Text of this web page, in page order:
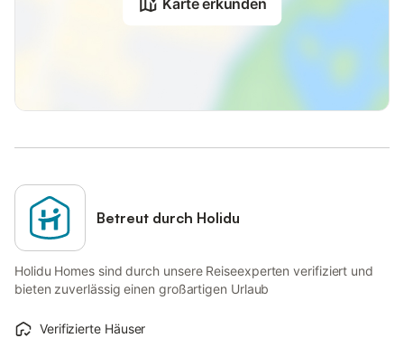
Karte erkunden
Betreut durch Holidu
Holidu Homes sind durch unsere Reiseexperten verifiziert und
bieten zuverlässig einen großartigen Urlaub
Verifizierte Häuser